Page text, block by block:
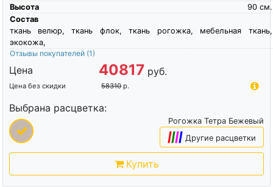
Высота
см.
90
Состав
ткань велюр, ткань флок, ткань рогожка, мебельная ткань,
экокожа,
Отзывы покупателей (1)
Цена 40817 руб.
Цена без скидки 58310 р.
Выбрана расцветка:
Рогожка Тетра Бежевый
|||| Другие расцветки
Купить